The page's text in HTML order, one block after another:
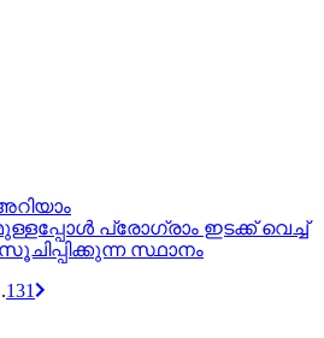
പ്രോഗ്രാം ഇടക്ക്‌ വെച്ച്‌
സ്ഥാനം
131